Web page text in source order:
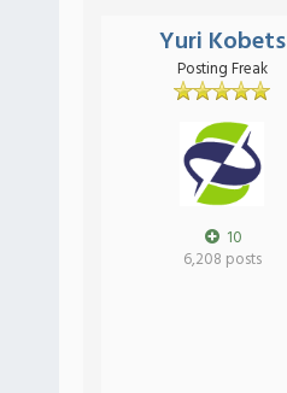
Yuri Kobets
Posting Freak
10
6,208 posts